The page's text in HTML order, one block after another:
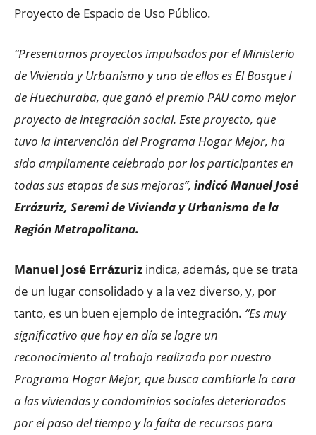
Proyecto de Espacio de Uso Público.
“Presentamos proyectos impulsados por el Ministerio
de Vivienda y Urbanismo y uno de ellos es El Bosque I
de Huechuraba, que ganó el premio PAU como mejor
proyecto de integración social. Este proyecto, que
tuvo la intervención del Programa Hogar Mejor, ha
sido ampliamente celebrado por los participantes en
todas sus etapas de sus mejoras”, indicó Manuel José
Errázuriz, Seremi de Vivienda y Urbanismo de la
Región Metropolitana.
Manuel José Errázuriz indica, además, que se trata
de un lugar consolidado y a la vez diverso, y, por
tanto, es un buen ejemplo de integración. “Es muy
significativo que hoy en día se logre un
reconocimiento al trabajo realizado por nuestro
Programa Hogar Mejor, que busca cambiarle la cara
a las viviendas y condominios sociales deteriorados
por el paso del tiempo y la falta de recursos para